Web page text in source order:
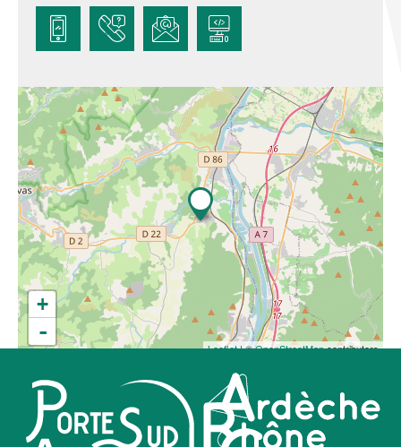
+
-
Leaflet| ©OpenStreetMapcontributors